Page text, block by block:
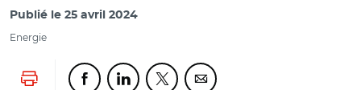
Publié le 25 avril 2024
Energie
Lancer l'impressionPartager cette page sur Facebook
Partager cette page sur Linkedin
Partager cette page sur Twitter
Partager cette page sur